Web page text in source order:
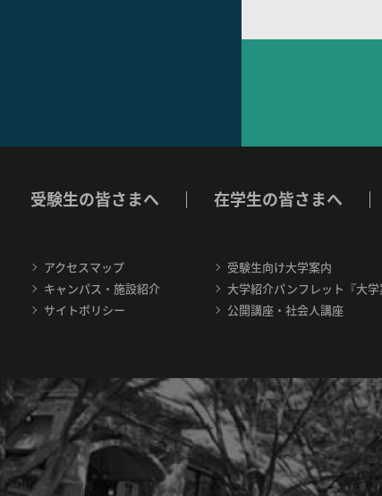
受験生の皆さまへ 在学生の皆さまへ
アクセスマップ
キャンパス・施設紹介
サイトポリシー
受験生向け大学案内
大学紹介パンフレット『大学
公開講座・社会人講座